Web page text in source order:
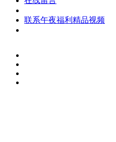
联系午夜福利精品视频